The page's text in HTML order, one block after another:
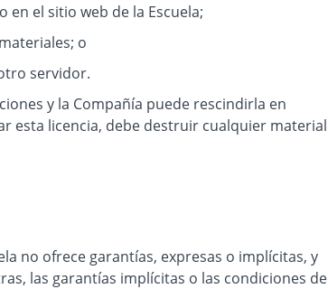
el sitio web de la Escuela;
o
servidor.
y la Compañía puede rescindirla en
esta licencia, debe destruir cualquier material
no ofrece garantías, expresas o implícitas, y
las garantías implícitas o las condiciones de